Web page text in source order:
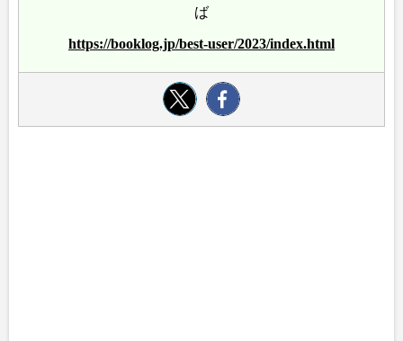
ば
https://booklog.jp/best-user/2023/index.html